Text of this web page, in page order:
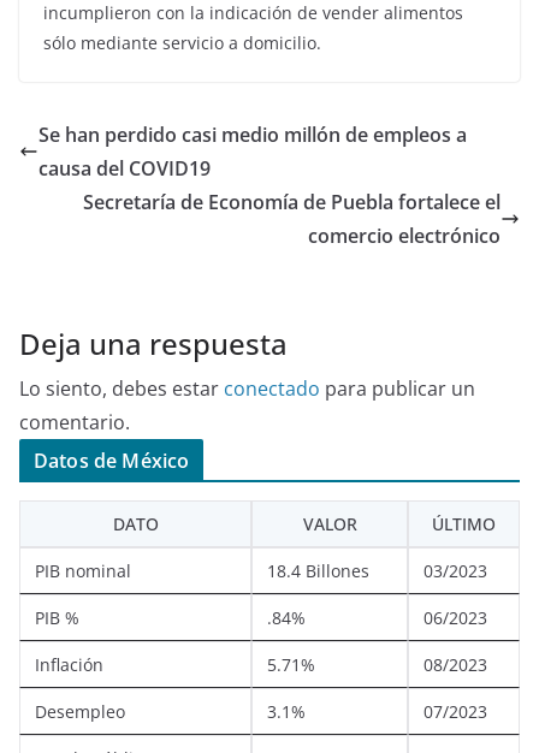
incumplieron con la indicación de vender alimentos
sólo mediante servicio a domicilio.
Se han perdido casi medio millón de empleos a
causa del COVID19
Secretaría de Economía de Puebla fortalece el
comercio electrónico
Deja una respuesta
Lo siento, debes estar conectado para publicar un
comentario.
Datos de México
DATO VALOR ÚLTIMO
PIB nominal 18.4 Billones 03/2023
PIB % .84% 06/2023
Inflación 5.71% 08/2023
Desempleo 3.1% 07/2023